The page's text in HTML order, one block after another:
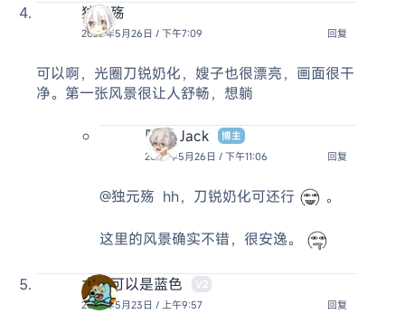
独元殇
2025年5月26日 / 下午7:09 回复
可以啊，光圈刀锐奶化，嫂子也很漂亮，画面很干
净。第一张风景很让人舒畅，想躺
阿杰 Jack
博主
2025年5月26日 / 下午11:06
回复
@独元殇 hh，刀锐奶化可还行 。
这里的风景确实不错，很安逸。
太阳可以是蓝色
V2
2025年5月23日 / 上午9:57
回复